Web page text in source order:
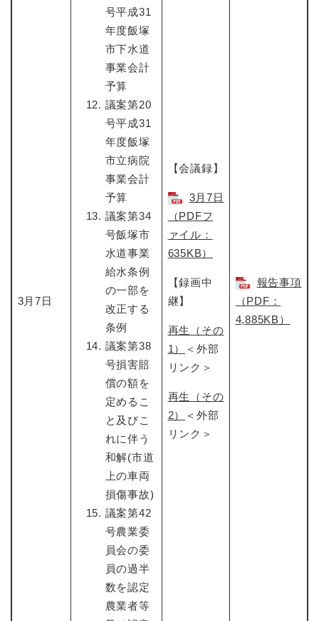
3月7日
号平成31
年度飯塚
市下水道
事業会計
予算
議案第20
号平成31
年度飯塚
市立病院
事業会計
予算
議案第34
号飯塚市
水道事業
給水条例
の一部を
改正する
条例
議案第38
号損害賠
償の額を
定めるこ
と及びこ
れに伴う
和解(市道
上の車両
損傷事故)
議案第42
号農業委
員会の委
員の過半
数を認定
農業者等
【会議録】
3月7日​
（PDFフ
ァイル：
635KB）
【録画中
継】
再生（その
1）
＜外部
リンク＞
再生（その
2）
＜外部
リンク＞
報告事項
（PDF：
4,885KB）